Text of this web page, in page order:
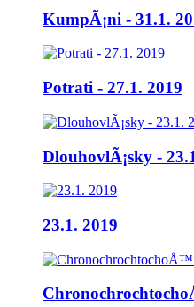
KumpÃ¡ni - 31.1.
Potrati - 27.1. 2019
DlouhovlÃ¡sky -
23.1. 2019